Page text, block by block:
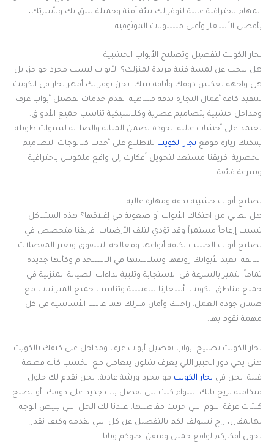
المهام باحترافية عالية لنوفر لك بيئة آمنة وجميلة تليق بك وبأسرتك،
بأفضل الأسعار وأعلى مستويات الموثوقية.
نجار الكويت لتفصيل وتصليح الأبواب الخشبية
هل تبحث عن لمسة فنية فريدة لمنزلك؟ الأبواب ليست مجرد حواجز، بل
هي واجهة تعكس ذوقك وأناقة بيتك. نحن نوفر لك أمهر نجار في الكويت
لتنفيذ كافة أعمال النجارة بدقة متناهية. نقدم خدمات تفصيل أبواب غرف
ومداخل خشبية بتصاميم عصرية وكلاسيكية تناسب جميع الأذواق.
نعتمد على أخشاب عالية الجودة تضمن المتانة والصلابة لسنوات طويلة.
يمكنك زيارة موقع نجار الكويت للاطلاع على أحدث كتالوجات التصاميم
الحصرية. فريقنا مستعد لتحويل أفكارك إلى واقع ملموس باحترافية
وسرعة فائقة.
تصليح أبواب خشبية بدقة ومهارة عالية
هل تعاني من احتكاك الأبواب أو صعوبة في إغلاقها؟ هذه المشاكل
تسبب إزعاجاً مستمراً وقد تؤدي لتلف الأرضيات. فريقنا متخصص في
تصليح أبواب الخشب بكافة أنواعها ومعالجة الشقوق وتغير المفصلات
التالفة. نعيد لأبوابك رونقها وسلاستها في الاستخدام وكأنها جديدة
تماماً. نتميز بالسرعة في الاستجابة وتلبية نداءات الصيانة المنزلية في
جميع مناطق الكويت. أسعارنا تنافسية وتناسب جميع الميزانيات مع
ضمان جودة العمل. راحتك وأمان منزلك هما غايتنا الأساسية في كل
مهمة نقوم بها.
نجار الكويت تصليح ابواب تفصيل أبواب غرف ومداخل على كيفك بالكويت
هني يجي دور الخبير اللي يعرف شلون يتعامل مع الخشب كأنه قطعة
فنية. نحن في نجار الكويت مو مجرد ورشة عادية، نحن نقدم لك حلول
متكاملة تريح بالك. سواء كنت تبي تفصل باب جديد على ذوقك، أو تصلح
كبتات غرفة النوم اللي خربت مفاصلها، عندنا لك الحل اللي يبيض الوجه.
بهالمقال، راح نسولف لكم بالتفصيل عن كل اللي نقدمه وكيف نقدر
نحول أفكاركم لواقع جميل ومتقن. خلوكم ويانا.